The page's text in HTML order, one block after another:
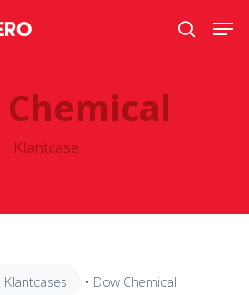
search
Chemical
Klantcase
Klantcases • Dow Chemical